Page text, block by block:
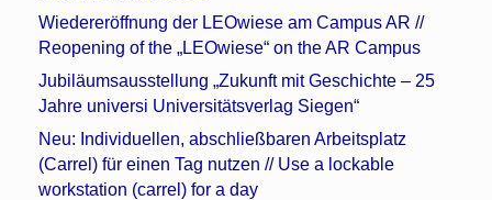
Wiedereröffnung der LEOwiese am Campus AR //
Reopening of the „LEOwiese“ on the AR Campus
Jubiläumsausstellung „Zukunft mit Geschichte – 25
Jahre universi Universitätsverlag Siegen“
Neu: Individuellen, abschließbaren Arbeitsplatz
(Carrel) für einen Tag nutzen // Use a lockable
workstation (carrel) for a day